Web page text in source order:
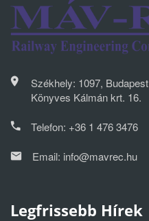
Székhely: 1097, Budapest
Könyves Kálmán krt. 16.
Telefon: +36 1 476 3476
Email: info@mavrec.hu
Legfrissebb Hírek